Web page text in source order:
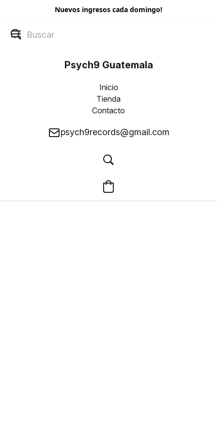
Nuevos ingresos cada domingo!
Psych9 Guatemala
Inicio
Tienda
Contacto
psych9records@gmail.com